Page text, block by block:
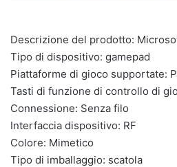
Descrizione del prodotto:
Tipo di dispositivo: gamepad
Piattaforme di gioco supportate:
Tasti di funzione di controllo di
Connessione: Senza filo
Interfaccia dispositivo: RF
Colore: Mimetico
Tipo di imballaggio: scatola